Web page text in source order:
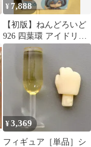
¥ 7,888
【初版】ねんどろいど
926 四葉環 アイドリッ
シュセブン
¥3,369
フィギュア［単品］シ